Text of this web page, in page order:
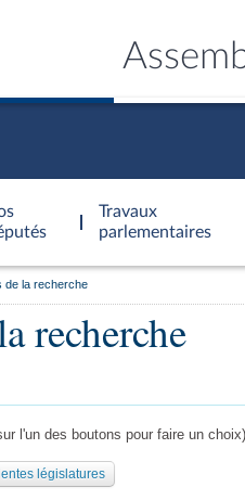
Travaux
parlementaires
de la recherche
recherche
l'un des boutons pour faire un choix)
législatures